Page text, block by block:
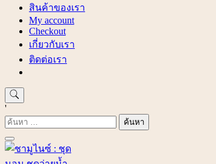
สินค้าของเรา
My account
Checkout
เกี่ยวกับเรา
ติดต่อเรา
'
ค้นหา
สำหรับ: